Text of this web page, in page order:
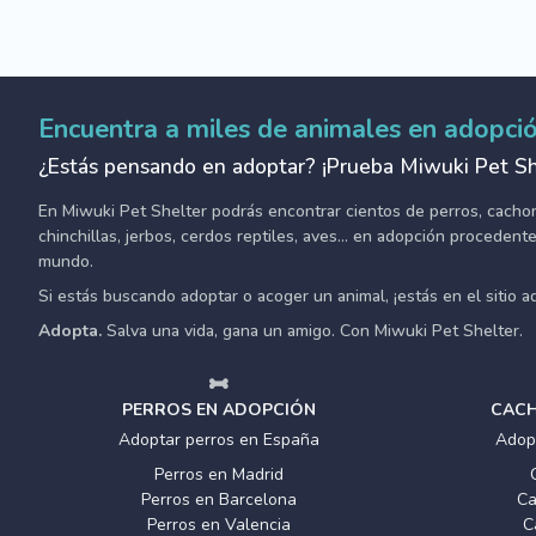
Encuentra a miles de animales en
¿Estás pensando en adoptar? ¡Prueba Miwuki Pet
En Miwuki Pet Shelter podrás encontrar cientos de perros,
chinchillas, jerbos, cerdos reptiles, aves... en adopción
mundo.
Si estás buscando adoptar o acoger un animal, ¡estás en el sitio
Adopta. Salva una vida, gana un amigo. Con Miwuki Pet Shelter.
PERROS EN ADOPCIÓN
Adoptar perros en España
Perros en Madrid
Perros en Barcelona
Perros en Valencia